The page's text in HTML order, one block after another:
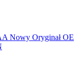
Nowy Oryginał OE